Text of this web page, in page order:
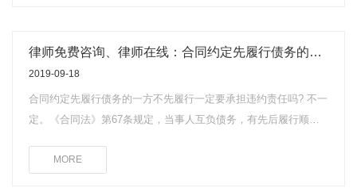
律师免费咨询、律师在线：合同约定先履行债务的一方不先履行一定要承担违约责任吗?
2019-09-18
合同约定先履行债务的一方不先履行一定要承担违约责任吗? 不一
定。《合同法》第67条规定，当事人互负债务，有先后履行顺
履行一方履行债务不符合约定的，后履行一方有权拒绝其相应的
MORE